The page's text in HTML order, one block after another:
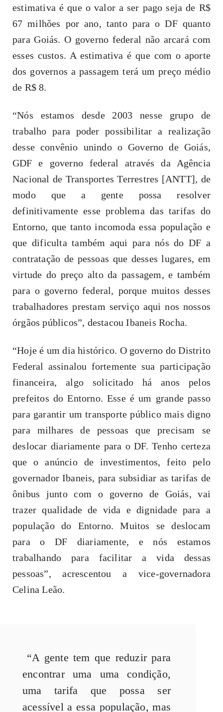
estimativa é que o valor a ser pago seja de R$
67 milhões por ano, tanto para o DF quanto
para Goiás. O governo federal não arcará com
esses custos. A estimativa é que com o aporte
dos governos a passagem terá um preço médio
de R$ 8.
“Nós estamos desde 2003 nesse grupo de
trabalho para poder possibilitar a realização
desse convênio unindo o Governo de Goiás,
GDF e governo federal através da Agência
Nacional de Transportes Terrestres [ANTT], de
modo que a gente possa resolver
definitivamente esse problema das tarifas do
Entorno, que tanto incomoda essa população e
que dificulta também aqui para nós do DF a
contratação de pessoas que desses lugares, em
virtude do preço alto da passagem, e também
para o governo federal, porque muitos desses
trabalhadores prestam serviço aqui nos nossos
órgãos públicos”, destacou Ibaneis Rocha.
“Hoje é um dia histórico. O governo do Distrito
Federal assinalou fortemente sua participação
financeira, algo solicitado há anos pelos
prefeitos do Entorno. Esse é um grande passo
para garantir um transporte público mais digno
para milhares de pessoas que precisam se
deslocar diariamente para o DF. Tenho certeza
que o anúncio de investimentos, feito pelo
governador Ibaneis, para subsidiar as tarifas de
ônibus junto com o governo de Goiás, vai
trazer qualidade de vida e dignidade para a
população do Entorno. Muitos se deslocam
para o DF diariamente, e nós estamos
trabalhando para facilitar a vida dessas
pessoas”, acrescentou a vice-governadora
Celina Leão.
“A gente tem que reduzir para
encontrar uma uma condição,
uma tarifa que possa ser
acessível a essa população, mas